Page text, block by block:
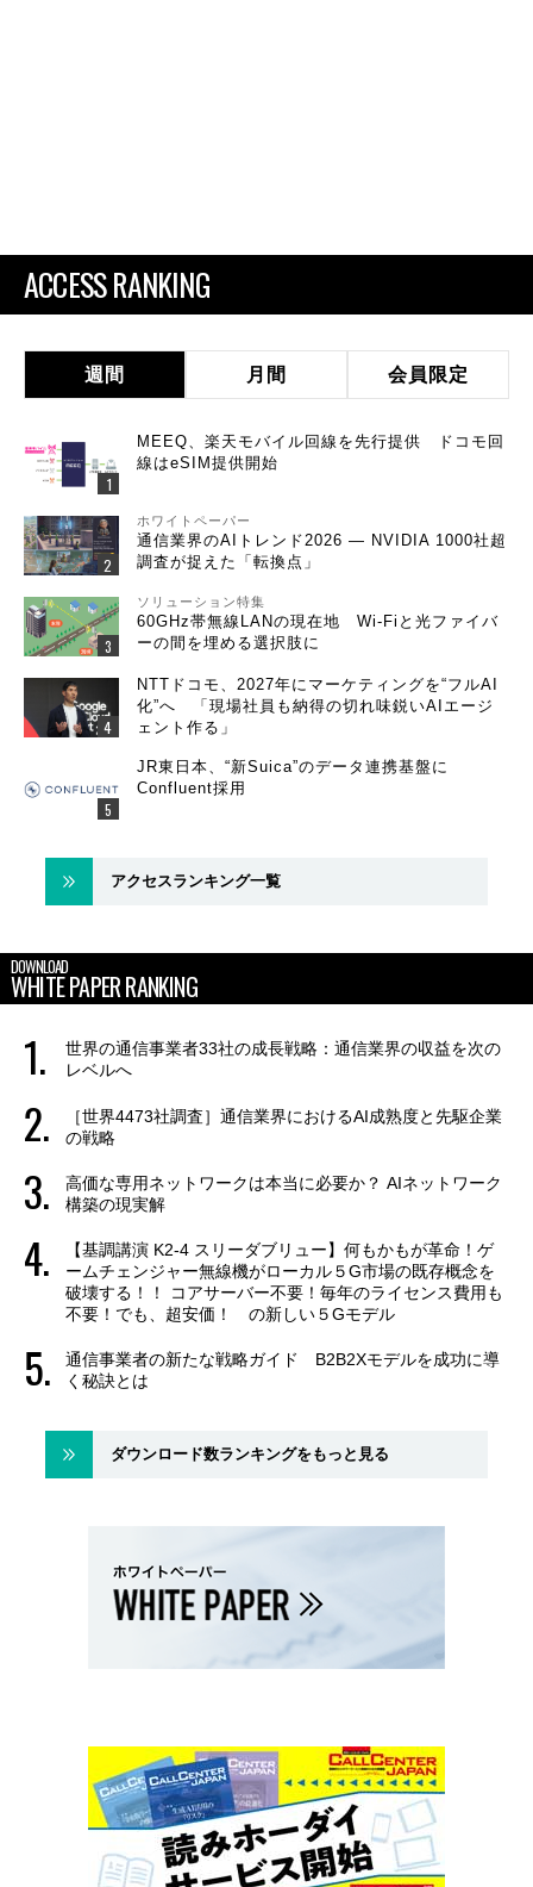
ACCESS RANKING
週間 月間 会員限定
MEEQ、楽天モバイル回線を先行提供 ドコモ回
線はeSIM提供開始
ホワイトペーパー
通信業界のAIトレンド2026 ― NVIDIA 1000社超
調査が捉えた「転換点」
ソリューション特集
60GHz帯無線LANの現在地 Wi-Fiと光ファイバ
ーの間を埋める選択肢に
NTTドコモ、2027年にマーケティングを“フルAI
化”へ 「現場社員も納得の切れ味鋭いAIエージ
ェント作る」
JR東日本、“新Suica”のデータ連携基盤に
Confluent採用
アクセスランキング一覧
DOWNLOAD
WHITE PAPER RANKING
世界の通信事業者33社の成長戦略：通信業界の収益を次の
レベルへ
［世界4473社調査］通信業界におけるAI成熟度と先駆企業
の戦略
高価な専用ネットワークは本当に必要か？ AIネットワーク
構築の現実解
【基調講演 K2-4 スリーダブリュー】何もかもが革命！ゲ
ームチェンジャー無線機がローカル５G市場の既存概念を
破壊する！！ コアサーバー不要！毎年のライセンス費用も
不要！でも、超安価！ の新しい５Gモデル
通信事業者の新たな戦略ガイド B2B2Xモデルを成功に導
く秘訣とは
ダウンロード数ランキングをもっと見る